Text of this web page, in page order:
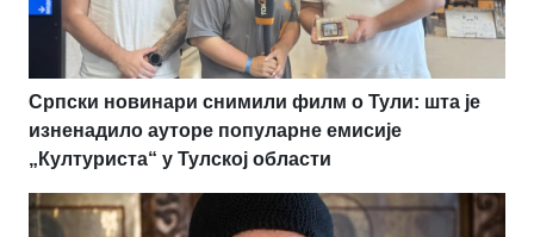
Српски новинари снимили филм о Тули: шта је
изненадило ауторе популарне емисије
„Културиста“ у Тулској области